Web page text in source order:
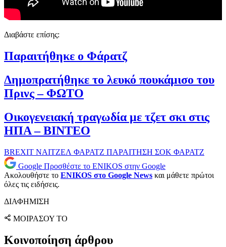
Διαβάστε επίσης:
Παραιτήθηκε ο Φάρατζ
Δημοπρατήθηκε το λευκό πουκάμισο του
Πρινς – ΦΩΤΟ
Οικογενειακή τραγωδία με τζετ σκι στις
ΗΠΑ – ΒΙΝΤΕΟ
BREXIT ΝΑΙΤΖΕΛ ΦΑΡΑΤΖ ΠΑΡΑΙΤΗΣΗ ΣΟΚ ΦΑΡΑΤΖ
Google Προσθέστε το ENIKOS στην Google
Ακολουθήστε το ENIKOS στο Google News και μάθετε πρώτοι
όλες τις ειδήσεις.
ΔΙΑΦΗΜΙΣΗ
ΜΟΙΡΑΣΟΥ ΤΟ
Κοινοποίηση άρθρου